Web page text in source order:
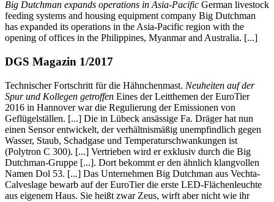
Big Dutchman expands operations in Asia-Pacific German livestock
feeding systems and housing equipment company Big Dutchman
has expanded its operations in the Asia-Pacific region with the
opening of offices in the Philippines, Myanmar and Australia. [...]
DGS Magazin 1/2017
Technischer Fortschritt für die Hähnchenmast. Neuheiten auf der
Spur und Kollegen getroffen Eines der Leitthemen der EuroTier
2016 in Hannover war die Regulierung der Emissionen von
Geflügelställen. [...] Die in Lübeck ansässige Fa. Dräger hat nun
einen Sensor entwickelt, der verhältnismäßig unempfindlich gegen
Wasser, Staub, Schadgase und Temperaturschwankungen ist
(Polytron C 300). [...] Vertrieben wird er exklusiv durch die Big
Dutchman-Gruppe [...]. Dort bekommt er den ähnlich klangvollen
Namen Dol 53. [...] Das Unternehmen Big Dutchman aus Vechta-
Calveslage bewarb auf der EuroTier die erste LED-Flächenleuchte
aus eigenem Haus. Sie heißt zwar Zeus, wirft aber nicht wie ihr